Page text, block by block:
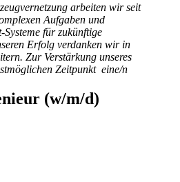
arbeiten wir seit
Aufgaben und
für zukünftige
Erfolg verdanken wir in
Zur Verstärkung unseres
Zeitpunkt eine/n
(w/m/d)